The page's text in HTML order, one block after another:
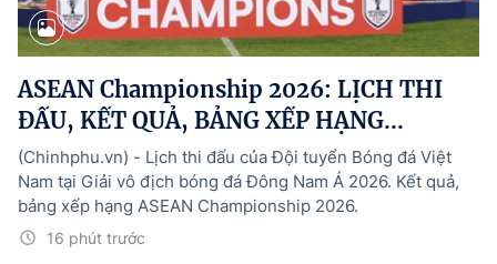
ASEAN Championship 2026: LỊCH THI
ĐẤU, KẾT QUẢ, BẢNG XẾP HẠNG...
16 phút trước
(Chinhphu.vn) - Lịch thi đấu của Đội tuyển Bóng đá Việt
Nam tại Giải vô địch bóng đá Đông Nam Á 2026. Kết quả,
bảng xếp hạng ASEAN Championship 2026.